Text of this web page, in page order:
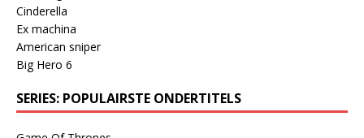
Cinderella
Ex machina
American sniper
Big Hero 6
SERIES: POPULAIRSTE ONDERTITELS